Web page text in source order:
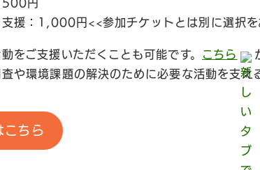
500円
援：1,000円<<参加チケットとは別に選択を
をご支援いただくことも可能です。 こちら
や環境課題の解決のために必要な活動を支え
こちら